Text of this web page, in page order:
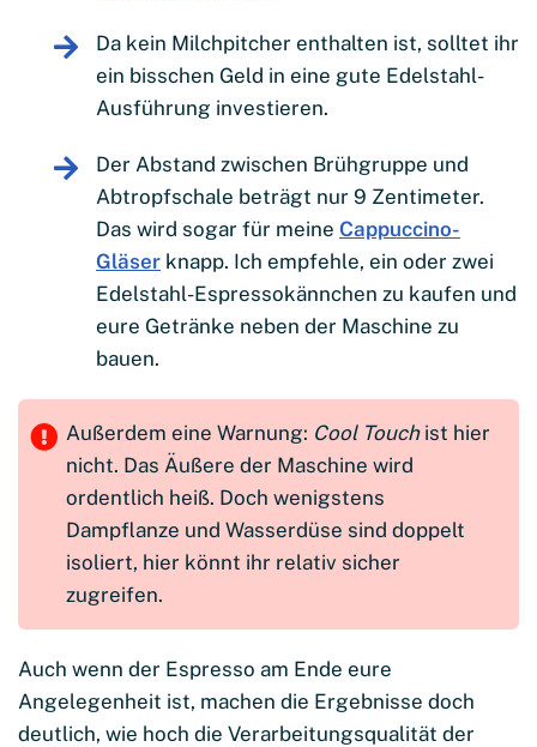
Da kein Milchpitcher enthalten ist, solltet ihr
ein bisschen Geld in eine gute Edelstahl-
Ausführung investieren.
Der Abstand zwischen Brühgruppe und
Abtropfschale beträgt nur 9 Zentimeter.
Das wird sogar für meine Cappuccino-
Gläser knapp. Ich empfehle, ein oder zwei
Edelstahl-Espressokännchen zu kaufen und
eure Getränke neben der Maschine zu
bauen.
Außerdem eine Warnung: Cool Touch ist hier
nicht. Das Äußere der Maschine wird
ordentlich heiß. Doch wenigstens
Dampflanze und Wasserdüse sind doppelt
isoliert, hier könnt ihr relativ sicher
zugreifen.
Auch wenn der Espresso am Ende eure
Angelegenheit ist, machen die Ergebnisse doch
deutlich, wie hoch die Verarbeitungsqualität der